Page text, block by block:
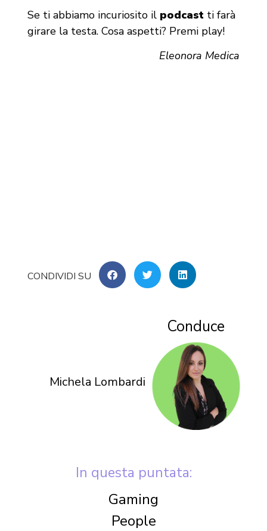
Se ti abbiamo incuriosito il podcastti farà
girare la testa. Cosa aspetti? Premi play!
Eleonora Medica
Conduce
Michela Lombardi
In questa puntata:
Gaming
People